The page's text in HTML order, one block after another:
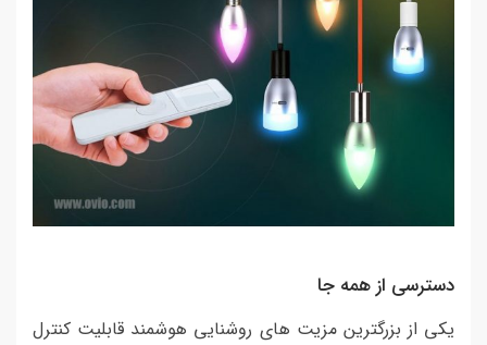
دسترسی از همه جا
یکی از بزرگترین مزیت های روشنایی هوشمند قابلیت کنترل